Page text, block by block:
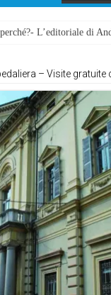
L’editoriale di
– Visite gratuite